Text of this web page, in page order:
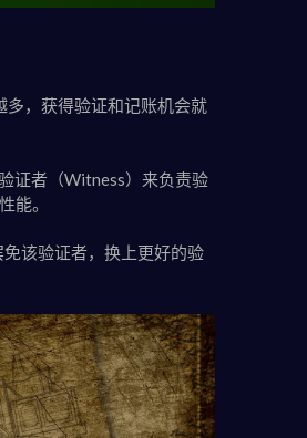
多，获得验证和记账机会就
证者（Witness）来负责验
能。
该验证者，换上更好的验